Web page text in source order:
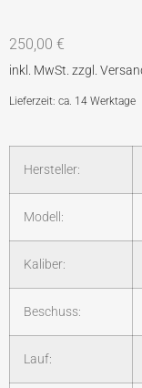
250,00 €
Lieferzeit: ca. 14 Werktage
Hersteller:
Modell:
Kaliber:
Beschuss:
Lauf: